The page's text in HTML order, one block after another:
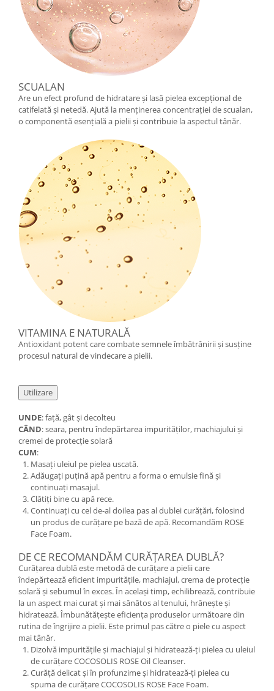
SCUALAN
Are un efect profund de hidratare și lasă pielea excepțional de
catifelată și netedă. Ajută la menținerea concentrației de scualan,
o componentă esențială a pielii și contribuie la aspectul tânăr.
VITAMINA E NATURALĂ
Antioxidant potent care combate semnele îmbătrânirii și susține
procesul natural de vindecare a pielii.
Utilizare
UNDE: față, gât și decolteu
CÂND: seara, pentru îndepărtarea impurităților, machiajului și
cremei de protecție solară
CUM:
Masați uleiul pe pielea uscată.
Adăugați puțină apă pentru a forma o emulsie fină și
continuați masajul.
Clătiți bine cu apă rece.
Continuați cu cel de-al doilea pas al dublei curățări, folosind
un produs de curățare pe bază de apă. Recomandăm ROSE
Face Foam.
DE CE RECOMANDĂM CURĂȚAREA DUBLĂ?
Curățarea dublă este metodă de curățare a pielii care
îndepărtează eficient impuritățile, machiajul, crema de protecție
solară și sebumul în exces. În același timp, echilibrează, contribuie
la un aspect mai curat și mai sănătos al tenului, hrănește și
hidratează. Îmbunătățește eficiența produselor următoare din
rutina de îngrijire a pielii. Este primul pas către o piele cu aspect
mai tânăr.
Dizolvă impuritățile și machiajul și hidratează-ți pielea cu uleiul
de curățare COCOSOLIS ROSE Oil Cleanser.
Curăță delicat și în profunzime și hidratează-ți pielea cu
spuma de curățare COCOSOLIS ROSE Face Foam.